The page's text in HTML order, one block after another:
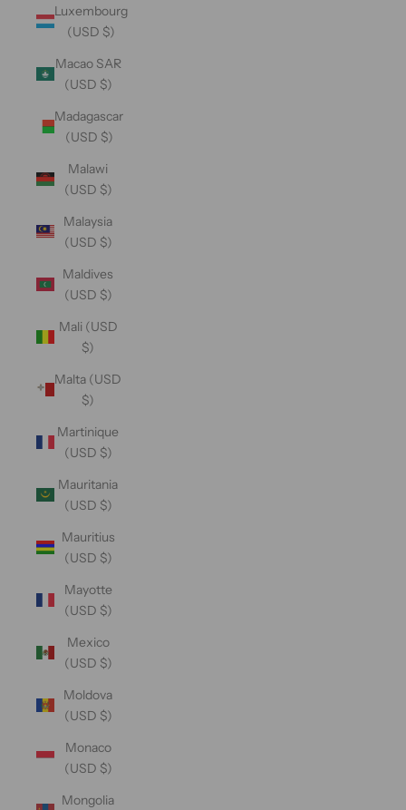
Luxembourg
(USD $)
Macao SAR
(USD $)
Madagascar
(USD $)
Malawi
(USD $)
Malaysia
(USD $)
Maldives
(USD $)
Mali (USD
$)
Malta (USD
$)
Martinique
(USD $)
Mauritania
(USD $)
Mauritius
(USD $)
Mayotte
(USD $)
Mexico
(USD $)
Moldova
(USD $)
Monaco
(USD $)
Mongolia